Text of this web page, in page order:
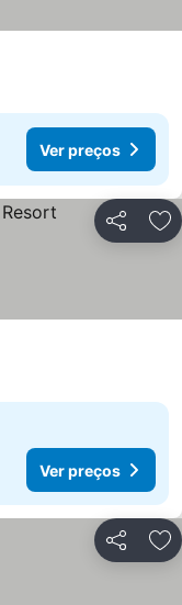
Ver preços
Partilhar
Ver preços
Partilhar